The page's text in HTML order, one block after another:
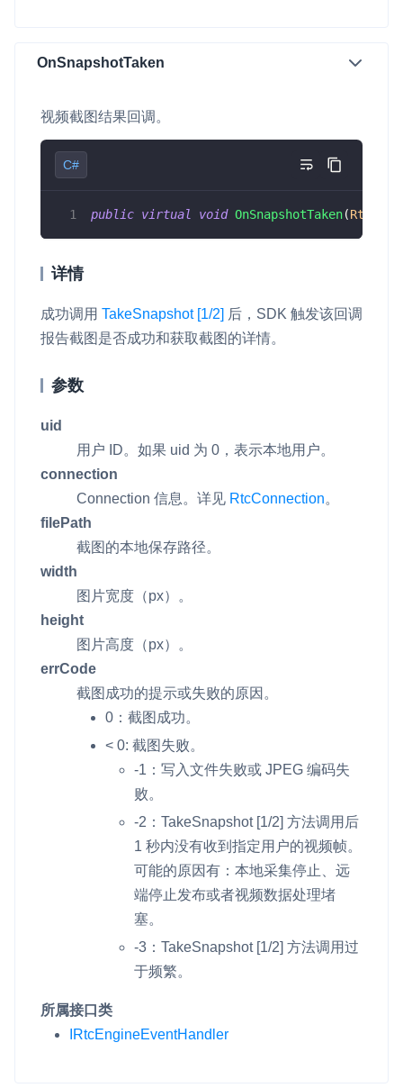
OnSnapshotTaken
视频截图结果回调。
C#
public virtual void OnSnapshotTaken(
详情
成功调用 TakeSnapshot [1/2] 后，SDK 触发该回调
报告截图是否成功和获取截图的详情。
参数
uid
用户 ID。如果 uid 为 0，表示本地用户。
connection
Connection 信息。详见 RtcConnection。
filePath
截图的本地保存路径。
width
图片宽度（px）。
height
图片高度（px）。
errCode
截图成功的提示或失败的原因。
0：截图成功。
< 0: 截图失败。
-1：写入文件失败或 JPEG 编码失
败。
-2： TakeSnapshot [1/2] 方法调用后
1 秒内没有收到指定用户的视频帧。
可能的原因有：本地采集停止、远
端停止发布或者视频数据处理堵
塞。
-3： TakeSnapshot [1/2] 方法调用过
于频繁。
所属接口类
IRtcEngineEventHandler